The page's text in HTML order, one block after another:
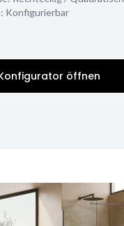
Konfigurierbar
öffnen